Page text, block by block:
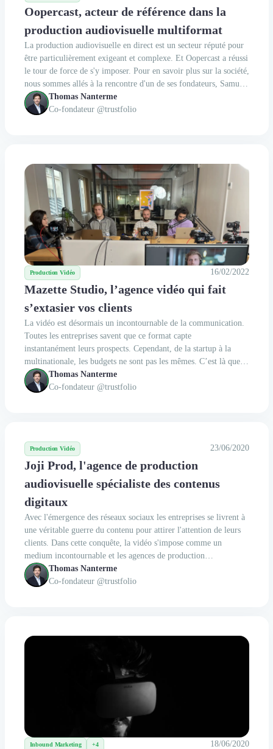
Oopercast, acteur de référence dans la
production audiovisuelle multiformat
La production audiovisuelle en direct est un secteur réputé pour
être particulièrement exigeant et complexe. Et Oopercast a réussi
le tour de force de s'y imposer. Pour en savoir plus sur la société,
nous sommes allés à la rencontre d'un de ses fondateurs, Samuel
Robert.Thomas Nanterme
Co-fondateur @trustfolio
Production Vidéo 16/02/2022
Mazette Studio, l’agence vidéo qui fait
s’extasier vos clients
La vidéo est désormais un incontournable de la communication.
Toutes les entreprises savent que ce format capte
instantanément leurs prospects. Cependant, de la startup à la
multinationale, les budgets ne sont pas les mêmes. C’est là que
Mazette Studio et sa bande de créatifs chevronnés entrent en
scène ! L’équipe de Trustfolio est partie à la...
Thomas Nanterme
Co-fondateur @trustfolio
Production Vidéo 23/06/2020
Joji Prod, l'agence de production
audiovisuelle spécialiste des contenus
digitaux
Avec l'émergence des réseaux sociaux les entreprises se livrent à
une véritable guerre du contenu pour attirer l'attention de leurs
clients. Dans cette conquête, la vidéo s'impose comme un
medium incontournable et les agences de production
audiovisuelles sont devenues des partenaires incontournables des
entreprises et agences de communication....
Thomas Nanterme
Co-fondateur @trustfolio
Inbound Marketing +4 18/06/2020